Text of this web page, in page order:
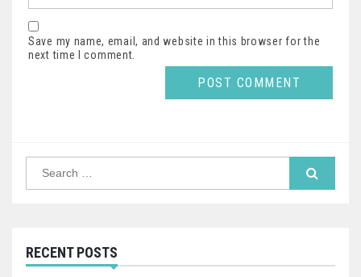
Save my name, email, and website in this browser for the
next time I comment.
RECENT POSTS